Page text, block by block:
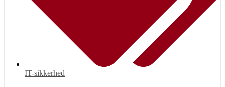
IT-sikkerhed